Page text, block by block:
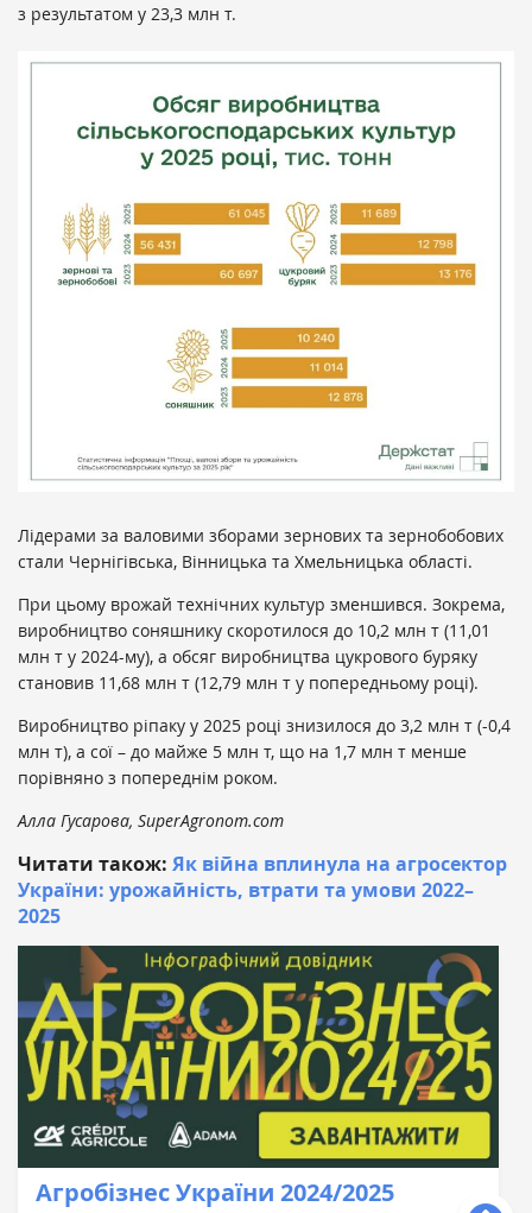
з результатом у 23,3 млн т.
Лідерами за валовими зборами зернових та зернобобових
стали Чернігівська, Вінницька та Хмельницька області.
При цьому врожай технічних культур зменшився. Зокрема,
виробництво соняшнику скоротилося до 10,2 млн т (11,01
млн т у 2024-му), а обсяг виробництва цукрового буряку
становив 11,68 млн т (12,79 млн т у попередньому році).
Виробництво ріпаку у 2025 році знизилося до 3,2 млн т (-0,4
млн т), а сої – до майже 5 млн т, що на 1,7 млн т менше
порівняно з попереднім роком.
Алла Гусарова, SuperAgronom.com
Читати також: Як війна вплинула на агросектор
України: урожайність, втрати та умови 2022–
2025
Агробізнес України 2024/2025